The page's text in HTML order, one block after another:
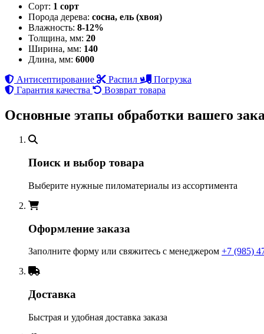
Сорт: 1 сорт
Порода дерева: сосна, ель (хвоя)
Влажность: 8-12%
Толщина, мм: 20
Ширина, мм: 140
Длина, мм: 6000
Антисептирование
Распил
Погрузка
Гарантия качества
Возврат товара
Основные этапы обработки вашего
Поиск и выбор товара
Выберите нужные пиломатериалы из ассортимента
Оформление заказа
Заполните форму или свяжитесь с менеджером +7 (985)
Доставка
Быстрая и удобная доставка заказа